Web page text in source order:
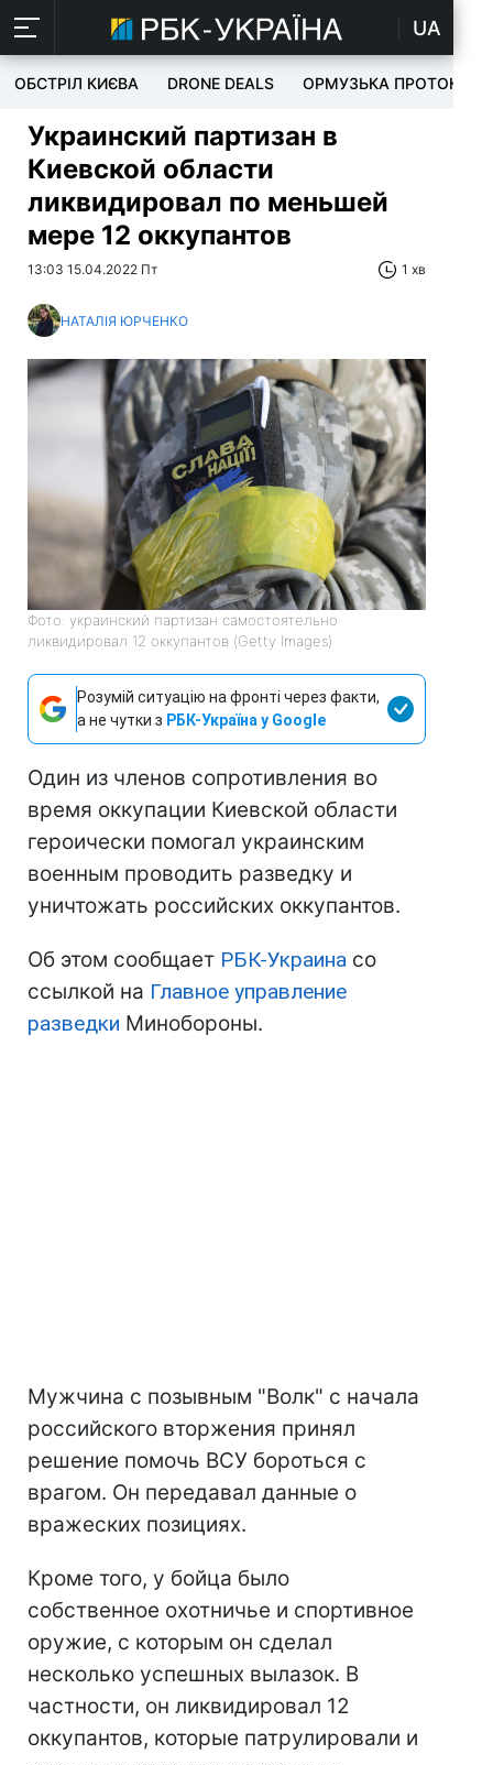
UA
ОБСТРІЛ КИЄВА DRONE DEALS ОРМУЗЬКА ПРОТОКА
Украинский партизан в
Киевской области
ликвидировал по меньшей
мере 12 оккупантов
13:03 15.04.2022 Пт 1 хв
НАТАЛІЯ ЮРЧЕНКО
Фото: украинский партизан самостоятельно
ликвидировал 12 оккупантов (Getty Images)
Розумій ситуацію на фронті через факти,
а не чутки з РБК-Україна у Google
Один из членов сопротивления во
время оккупации Киевской области
героически помогал украинским
военным проводить разведку и
уничтожать российских оккупантов.
Об этом сообщает РБК-Украина со
ссылкой на Главное управление
разведки Минобороны.
Мужчина с позывным "Волк" с начала
российского вторжения принял
решение помочь ВСУ бороться с
врагом. Он передавал данные о
вражеских позициях.
Кроме того, у бойца было
собственное охотничье и спортивное
оружие, с которым он сделал
несколько успешных вылазок. В
частности, он ликвидировал 12
оккупантов, которые патрулировали и